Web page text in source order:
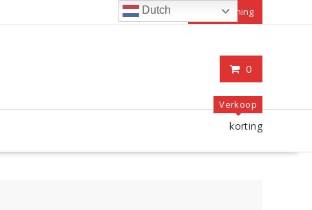
Mijn rekening
0
Verkoop
korting
Dutch